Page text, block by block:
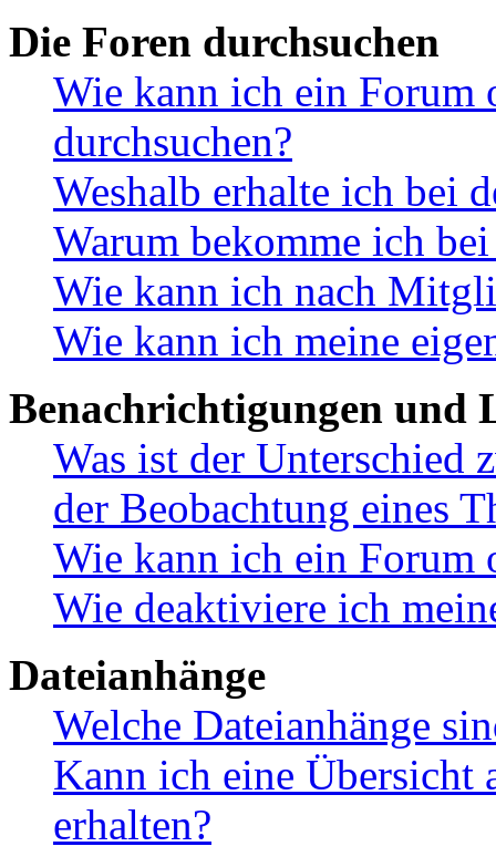
Die Foren durchsuchen
Wie kann ich ein Forum
durchsuchen?
Weshalb erhalte ich bei
Warum bekomme ich
Wie kann ich nach
Wie kann ich meine
Benachrichtigungen und
Was ist der Unterschied
der Beobachtung eines
Wie kann ich ein Forum
Wie deaktiviere ich
Dateianhänge
Welche Dateianhänge
Kann ich eine Übersicht
erhalten?